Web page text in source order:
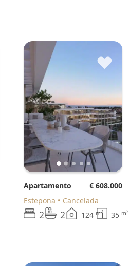
♥
Apartamento
€ 608.000
Estepona
Cancelada
2 2 124 m2 35 m2